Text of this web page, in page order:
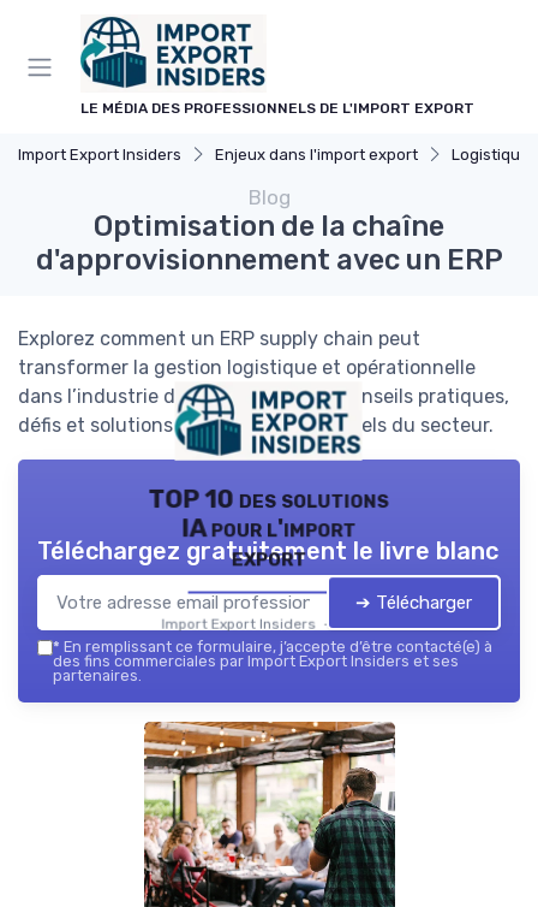
LE MÉDIA DES PROFESSIONNELS DE L'IMPORT EXPORT
Import Export Insiders Enjeux dans l'import export Logistique
Blog
Optimisation de la chaîne
d'approvisionnement avec un ERP
Explorez comment un ERP supply chain peut
transformer la gestion logistique et opérationnelle
dans l’industrie de l’import-export. Conseils pratiques,
défis et solutions pour les professionnels du secteur.
TOP 10 des solutions
IA pour l'import
export
Import Export Insiders — 2026
Téléchargez gratuitement le livre blanc
➔ Télécharger
* En remplissant ce formulaire, j’accepte d’être contacté(e) à
des fins commerciales par Import Export Insiders et ses
partenaires.
Panneau de gestion des cookies